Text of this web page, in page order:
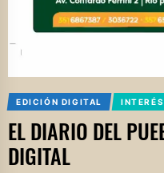
EDICIÓN DIGITAL
EL DIARIO DEL
DIGITAL